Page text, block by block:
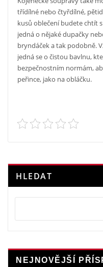
třídílné nebo čtyřdílné,
kusů oblečení budete chtít
jedná o nějaké dupačky
bryndáček a tak podobně.
jedná se o čistou bavlnu,
bezpečnostním normám,
peřince, jako na obláčku.
HLEDAT
NEJNOVĚJŠÍ